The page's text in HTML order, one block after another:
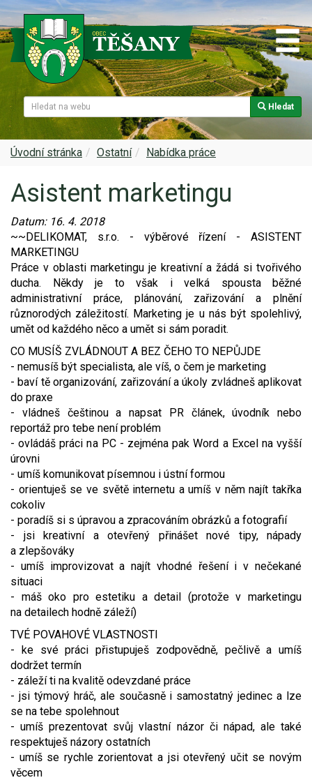
Hledat
Úvodní stránka Ostatní Nabídka práce
Asistent marketingu
Datum: 16. 4. 2018
~~DELIKOMAT, s.r.o. - výběrové řízení - ASISTENT
MARKETINGU
Práce v oblasti marketingu je kreativní a žádá si tvořivého
ducha. Někdy je to však i velká spousta běžné
administrativní práce, plánování, zařizování a plnění
různorodých záležitostí. Marketing je u nás být spolehlivý,
umět od každého něco a umět si sám poradit.
CO MUSÍŠ ZVLÁDNOUT A BEZ ČEHO TO NEPŮJDE
- nemusíš být specialista, ale víš, o čem je marketing
- baví tě organizování, zařizování a úkoly zvládneš aplikovat
do praxe
- vládneš češtinou a napsat PR článek, úvodník nebo
reportáž pro tebe není problém
- ovládáš práci na PC - zejména pak Word a Excel na vyšší
úrovni
- umíš komunikovat písemnou i ústní formou
- orientuješ se ve světě internetu a umíš v něm najít takřka
cokoliv
- poradíš si s úpravou a zpracováním obrázků a fotografií
- jsi kreativní a otevřený přinášet nové tipy, nápady
a zlepšováky
- umíš improvizovat a najít vhodné řešení i v nečekané
situaci
- máš oko pro estetiku a detail (protože v marketingu
na detailech hodně záleží)
TVÉ POVAHOVÉ VLASTNOSTI
- ke své práci přistupuješ zodpovědně, pečlivě a umíš
dodržet termín
- záleží ti na kvalitě odevzdané práce
- jsi týmový hráč, ale současně i samostatný jedinec a lze
se na tebe spolehnout
- umíš prezentovat svůj vlastní názor či nápad, ale také
respektuješ názory ostatních
- umíš se rychle zorientovat a jsi otevřený učit se novým
věcem
Naše obec
Z historie
Památky v Těšanech
Zajímavosti v obci
Znak a prapor obce
Virtuální prohlídka
Video - průlet dronem
Naše koně
Úřední deska
Samospráva
Dokumenty obce
Projekty
Matrika
Hlášení rozhlasu
Poruchy, omezení
Mapové služby
Kontakty a info
Zpravodaj
Spolky a sdružení
Kultura
Obecní knihovna
Srub
Sport
Ohlédnutí za lety 2015-2019
Okolní obce
Škola
Farnost
Služby, firmy
Zdravotní služby
Foto, video
Rezervační systém obce
Nabídka práce
Smuteční oznámení
Odkazy